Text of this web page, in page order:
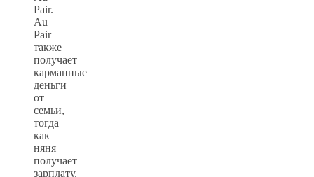
Pair.
Au
Pair
также
получает
карманные
деньги
от
семьи,
тогда
как
няня
получает
зарплату.